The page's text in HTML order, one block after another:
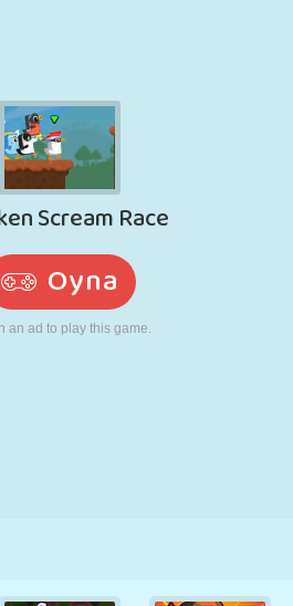
CANAVAR
KOŞU OKUL